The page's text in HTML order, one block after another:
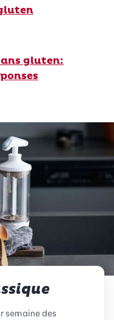
gluten:
semaine des